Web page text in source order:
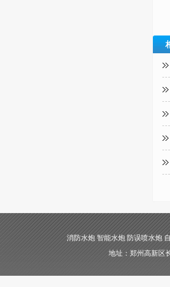
消防水炮 智能水炮 防误喷水炮
地址：郑州高新区